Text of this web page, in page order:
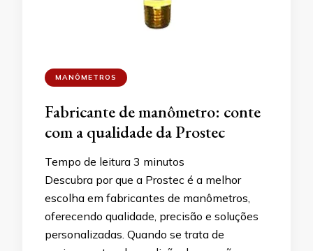
MANÔMETROS
Fabricante de manômetro: conte
com a qualidade da Prostec
Tempo de leitura 3 minutos
Descubra por que a Prostec é a melhor
escolha em fabricantes de manômetros,
oferecendo qualidade, precisão e soluções
personalizadas. Quando se trata de